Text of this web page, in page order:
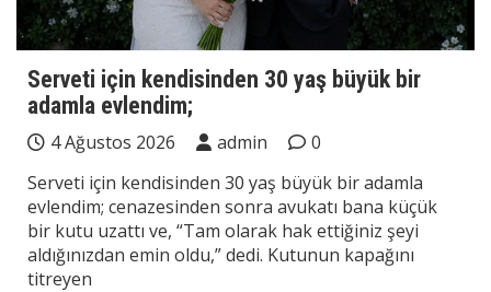
Serveti için kendisinden 30 yaş büyük bir
adamla evlendim;
4 Ağustos 2026 admin
0
Serveti için kendisinden 30 yaş büyük bir adamla
evlendim; cenazesinden sonra avukatı bana küçük
bir kutu uzattı ve, “Tam olarak hak ettiğiniz şeyi
aldığınızdan emin oldu,” dedi. Kutunun kapağını
titreyen